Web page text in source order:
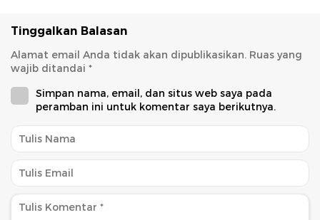
Tinggalkan Balasan
Alamat email Anda tidak akan dipublikasikan. Ruas yang
wajib ditandai *
Simpan nama, email, dan situs web saya pada
peramban ini untuk komentar saya berikutnya.